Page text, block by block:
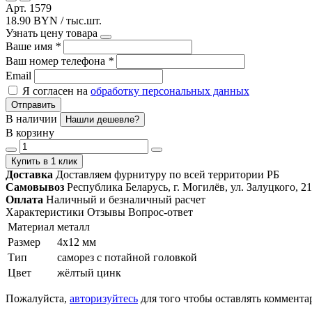
Арт. 1579
18.90 BYN / тыс.шт.
Узнать цену товара
Ваше имя *
Ваш номер телефона *
Email
Я согласен на обработку персональных данных
Отправить
В наличии Нашли дешевле?
В корзину
Купить в 1 клик
Доставка Доставляем фурнитуру по всей территории РБ
Самовывоз Республика Беларусь, г. Могилёв, ул. Залуцкого, 21
Оплата Наличный и безналичный расчет
Характеристики Отзывы Вопрос-ответ
Материал металл
Размер
4x12 мм
Тип
саморез с потайной головкой
Цвет
жёлтый цинк
Пожалуйста, авторизуйтесь для того чтобы оставлять